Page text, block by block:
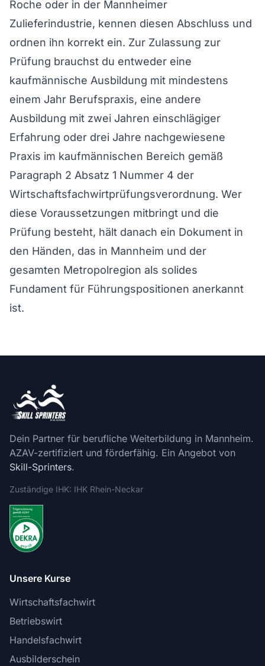
Roche oder in der Mannheimer
Zulieferindustrie, kennen diesen Abschluss und
ordnen ihn korrekt ein. Zur Zulassung zur
Prüfung brauchst du entweder eine
kaufmännische Ausbildung mit mindestens
einem Jahr Berufspraxis, eine andere
Ausbildung mit zwei Jahren einschlägiger
Erfahrung oder drei Jahre nachgewiesene
Praxis im kaufmännischen Bereich gemäß
Paragraph 2 Absatz 1 Nummer 4 der
Wirtschaftsfachwirtprüfungsverordnung. Wer
diese Voraussetzungen mitbringt und die
Prüfung besteht, hält danach ein Dokument in
den Händen, das in Mannheim und der
gesamten Metropolregion als solides
Fundament für Führungspositionen anerkannt
ist.
Dein Partner für berufliche Weiterbildung in Mannheim.
AZAV-zertifiziert und förderfähig. Ein Angebot von
Skill-Sprinters.
Zuständige IHK: IHK Rhein-Neckar
Unsere Kurse
Wirtschaftsfachwirt
Betriebswirt
Handelsfachwirt
Ausbilderschein